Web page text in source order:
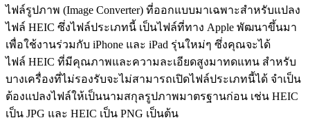
ไฟล์รูปภาพ (Image Converter) ที่ออกแบบมาเฉพาะสำหรับแปลง
ไฟล์ HEIC ซึ่งไฟล์ประเภทนี้ เป็นไฟล์ที่ทาง Apple พัฒนาขึ้นมา
เพื่อใช้งานร่วมกับ iPhone และ iPad รุ่นใหม่ๆ ซึ่งคุณจะได้
ไฟล์ HEIC ที่มีคุณภาพและความละเอียดสูงมาทดแทน สำหรับ
บางเครื่องที่ไม่รองรับจะไม่สามารถเปิดไฟล์ประเภทนี้ได้ จำเป็น
ต้องแปลงไฟล์ให้เป็นนามสกุลรูปภาพมาตรฐานก่อน เช่น HEIC
เป็น JPG และ HEIC เป็น PNG เป็นต้น